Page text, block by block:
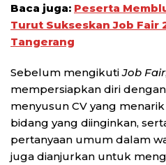
Baca juga: Peserta
Turut Sukseskan Job Fair
Tangerang
Sebelum mengikutiJob Fair
mempersiapkan diri
menyusun CV yang
bidang yang diinginkan,
pertanyaan umum dalam
juga dianjurkan untuk